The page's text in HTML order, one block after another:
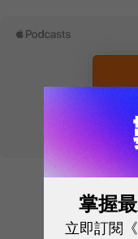
往
掌握
立即訂閱